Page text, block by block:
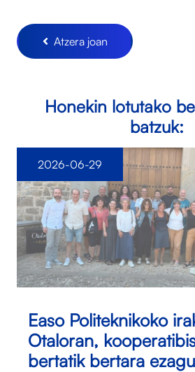
Atzera joan
Honekin lotutako
batzuk:
Easo Politeknikoko
Otaloran,
bertatik bertara
2026-06-29